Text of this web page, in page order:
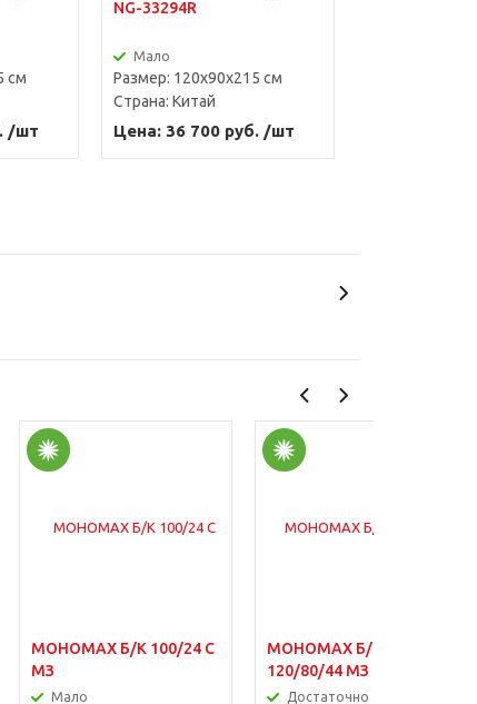
см
/шт
NG-33294R
Мало
Размер: 120х90х215 см
Страна: Китай
Цена: 36 700 руб. /шт
МОНОМАХ Б/К 100/24 С
МЗ
Мало
МОНОМАХ Б/К
120/80/44 МЗ R
Достаточно